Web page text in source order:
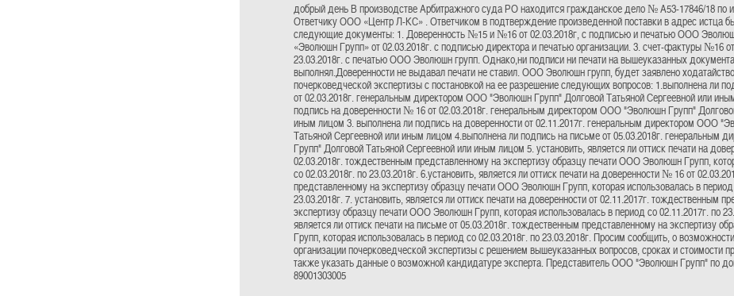
добрый день В производстве Арбитражного суда РО находится гражданское дело № А53-17846/18
Ответчику ООО «Центр Л-КС» . Ответчиком в подтверждение произведенной поставки в адрес истца
следующие документы: 1. Доверенность №15 и №16 от 02.03.2018г, с подписью и печатью ООО
«Эволюшн Групп» от 02.03.2018г. с подписью директора и печатью организации. 3. счет-фактуры №16
23.03.2018г. с печатью ООО Эволюшн групп. Однако,ни подписи ни печати на вышеуказанных
выполнял.Доверенности не выдавал печати не ставил. ООО Эволюшн групп, будет заявлено
почерковедческой экспертизы с постановкой на ее разрешение следующих вопросов: 1.выполнена ли
от 02.03.2018г. генеральным директором ООО "Эволюшн Групп" Долговой Татьяной Сергеевной или
подпись на доверенности № 16 от 02.03.2018г. генеральным директором ООО "Эволюшн Групп"
иным лицом 3. выполнена ли подпись на доверенности от 02.11.2017г. генеральным директором ООО
Татьяной Сергеевной или иным лицом 4.выполнена ли подпись на письме от 05.03.2018г.
Групп" Долговой Татьяной Сергеевной или иным лицом 5. установить, является ли оттиск печати на
02.03.2018г. тождественным представленному на экспертизу образцу печати ООО Эволюшн Групп,
со 02.03.2018г. по 23.03.2018г. 6.установить, является ли оттиск печати на доверенности № 16 от
представленному на экспертизу образцу печати ООО Эволюшн Групп, которая использовалась в
23.03.2018г. 7. установить, является ли оттиск печати на доверенности от 02.11.2017г. тождественным
экспертизу образцу печати ООО Эволюшн Групп, которая использовалась в период со 02.11.2017г. по
является ли оттиск печати на письме от 05.03.2018г. тождественным представленному на экспертизу
Групп, которая использовалась в период со 02.03.2018г. по 23.03.2018г. Просим сообщить, о
организации почерковедческой экспертизы с решением вышеуказанных вопросов, сроках и стоимости
также указать данные о возможной кандидатуре эксперта. Представитель ООО "Эволюшн Групп" по
89001303005